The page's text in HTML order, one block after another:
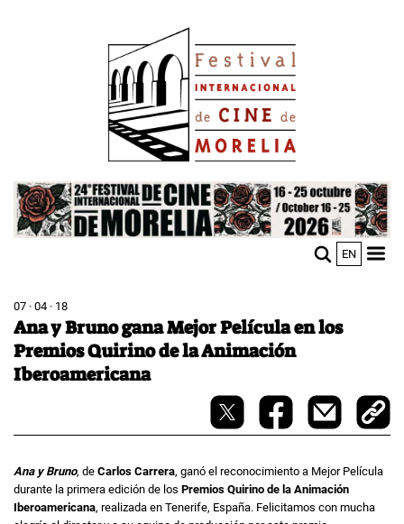
Image
EN
07 · 04 · 18
Ana y Bruno gana Mejor Película en los
Premios Quirino de la Animación
Iberoamericana
Ana y Bruno, de Carlos Carrera, ganó el reconocimiento a Mejor Película
durante la primera edición de los Premios Quirino de la Animación
Iberoamericana, realizada en Tenerife, España. Felicitamos con mucha